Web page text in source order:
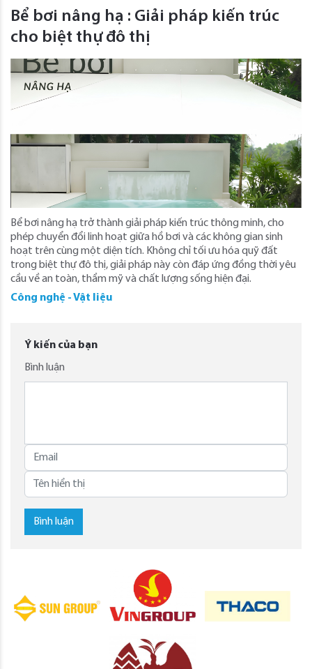
Bể bơi nâng hạ : Giải pháp kiến trúc
cho biệt thự đô thị
Bể bơi nâng hạ trở thành giải pháp kiến trúc thông minh, cho
phép chuyển đổi linh hoạt giữa hồ bơi và các không gian sinh
hoạt trên cùng một diện tích. Không chỉ tối ưu hóa quỹ đất
trong biệt thự đô thị, giải pháp này còn đáp ứng đồng thời yêu
cầu về an toàn, thẩm mỹ và chất lượng sống hiện đại.
Công nghệ - Vật liệu
Ý kiến của bạn
Bình luận
Bình luận